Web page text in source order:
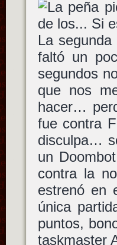
La
faltó un
segundos
que nos
hacer…
fue contra
disculpa…
un
contra la
estrenó en
única
puntos,
taskmaster